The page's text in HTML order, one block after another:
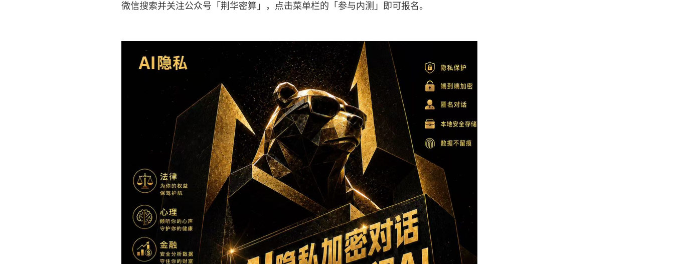
微信搜索并关注公众号「荆华密算」，点击菜单栏的「参与内测」即可报名。